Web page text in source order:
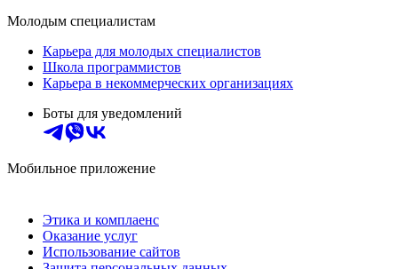
Молодым специалистам
Карьера для молодых специалистов
Школа программистов
Карьера в некоммерческих организациях
Боты для уведомлений
Мобильное приложение
Этика и комплаенс
Оказание услуг
Использование сайтов